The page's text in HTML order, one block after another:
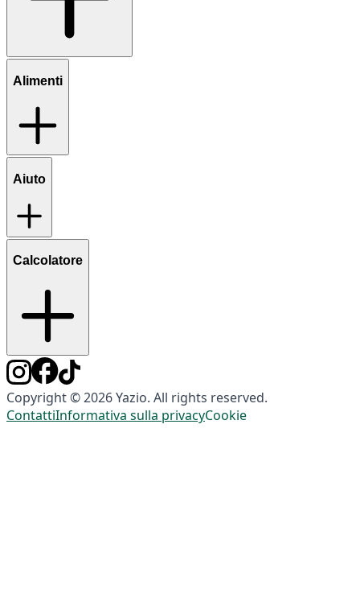
Alimenti
Aiuto
Calcolatore
Copyright © 2026 Yazio. All rights reserved.
ContattiInformativa sulla privacyCookie